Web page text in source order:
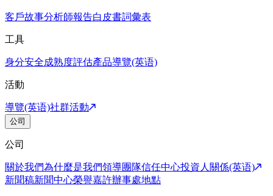
客戶故事分析師報告白皮書詞彙表
工具
身分安全成熟度評估產品導覽(英语)
活動
導覽(英语)社群活動
公司
公司
關於我們為什麼是我們領導團隊信任中心投資人關係(英语)
新聞稿新聞中心榮譽嘉許辦事處地點